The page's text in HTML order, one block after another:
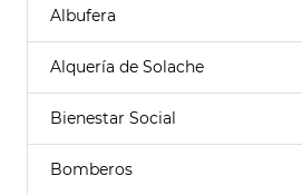
Albufera
Alquería de Solache
Bienestar Social
Bomberos